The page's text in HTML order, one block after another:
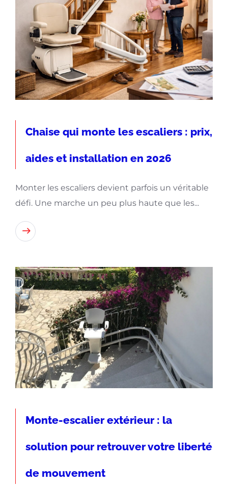
Chaise qui monte les escaliers : prix,
aides et installation en 2026
Monter les escaliers devient parfois un véritable
défi. Une marche un peu plus haute que les...
Monte-escalier extérieur : la
solution pour retrouver votre liberté
de mouvement